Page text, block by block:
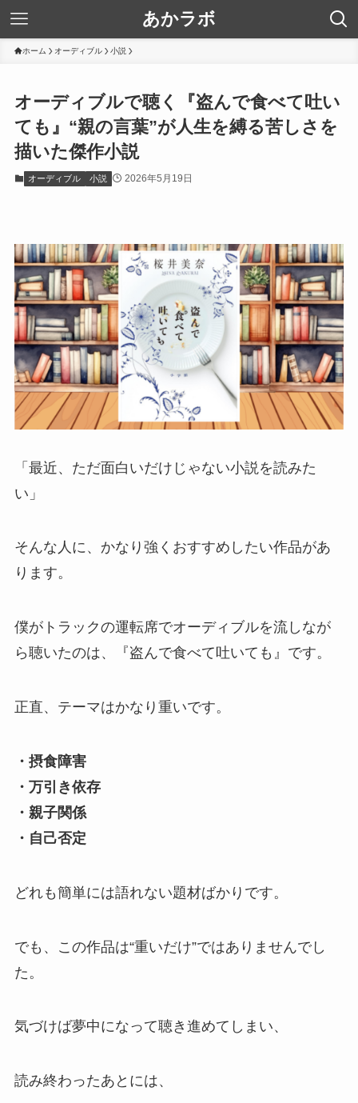
あかラボ
ホーム オーディブル 小説
オーディブルで聴く『盗んで食べて吐い
ても』“親の言葉”が人生を縛る苦しさを
描いた傑作小説
オーディブル 小説 2026年5月19日
「最近、ただ面白いだけじゃない小説を読みた
い」
そんな人に、かなり強くおすすめしたい作品があ
ります。
僕がトラックの運転席でオーディブルを流しなが
ら聴いたのは、『盗んで食べて吐いても』です。
正直、テーマはかなり重いです。
・摂食障害
・万引き依存
・親子関係
・自己否定
どれも簡単には語れない題材ばかりです。
でも、この作品は“重いだけ”ではありませんでし
た。
気づけば夢中になって聴き進めてしまい、
読み終わったあとには、